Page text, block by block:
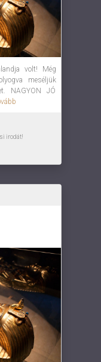
volt! Még
meséljük
NAGYON JÓ
irodát!